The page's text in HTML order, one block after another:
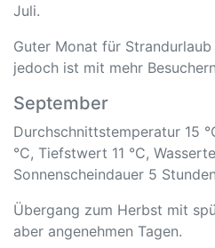
Juli.
Guter Monat für
jedoch ist mit mehr
September
Durchschnittstemperatur 15
°C, Tiefstwert 11 °C,
Sonnenscheindauer 5
Übergang zum Herbst mit
aber angenehmen Tagen.